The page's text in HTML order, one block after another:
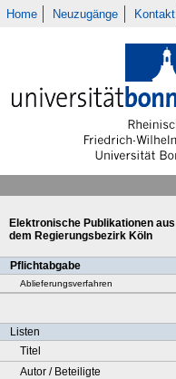
Home Neuzugänge Kontakt
Elektronische Publikationen aus
dem Regierungsbezirk Köln
Pflichtabgabe
Ablieferungsverfahren
Listen
Titel
Autor / Beteiligte